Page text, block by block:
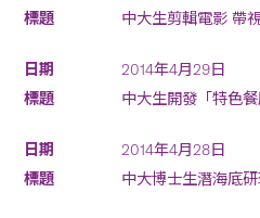
中大生剪輯電影 帶
2014年4月29日
中大生開發「特色
2014年4月28日
中大博士生潛海底